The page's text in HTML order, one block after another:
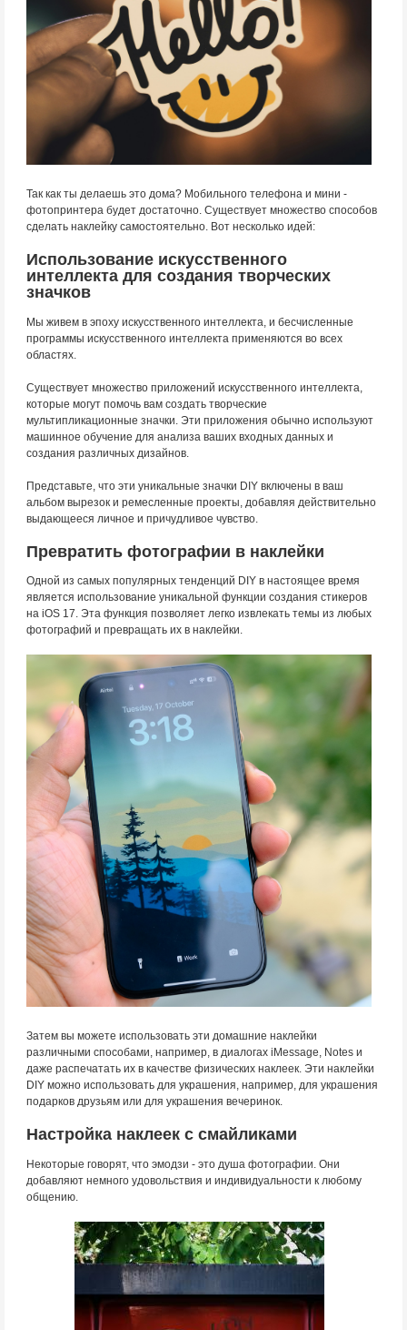
Так как ты делаешь это дома? Мобильного телефона и мини -
фотопринтера будет достаточно. Существует множество способов
сделать наклейку самостоятельно. Вот несколько идей:
Использование искусственного
интеллекта для создания творческих
значков
Мы живем в эпоху искусственного интеллекта, и бесчисленные
программы искусственного интеллекта применяются во всех
областях.
Существует множество приложений искусственного интеллекта,
которые могут помочь вам создать творческие
мультипликационные значки. Эти приложения обычно используют
машинное обучение для анализа ваших входных данных и
создания различных дизайнов.
Представьте, что эти уникальные значки DIY включены в ваш
альбом вырезок и ремесленные проекты, добавляя действительно
выдающееся личное и причудливое чувство.
Превратить фотографии в наклейки
Одной из самых популярных тенденций DIY в настоящее время
является использование уникальной функции создания стикеров
на iOS 17. Эта функция позволяет легко извлекать темы из любых
фотографий и превращать их в наклейки.
Затем вы можете использовать эти домашние наклейки
различными способами, например, в диалогах iMessage, Notes и
даже распечатать их в качестве физических наклеек. Эти наклейки
DIY можно использовать для украшения, например, для украшения
подарков друзьям или для украшения вечеринок.
Настройка наклеек с смайликами
Некоторые говорят, что эмодзи - это душа фотографии. Они
добавляют немного удовольствия и индивидуальности к любому
общению.